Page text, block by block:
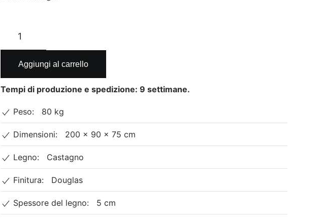
legno
massello
gambe
in
legno.
Barone.
quantità
Aggiungi al carrello
Tempi di produzione e spedizione: 9 settimane.
Peso: 80 kg
Dimensioni: 200 × 90 × 75 cm
Legno: Castagno
Finitura: Douglas
Spessore del legno: 5 cm